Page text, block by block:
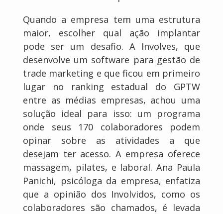
Quando a empresa tem uma estrutura
maior, escolher qual ação implantar
pode ser um desafio. A Involves, que
desenvolve um software para gestão de
trade marketing e que ficou em primeiro
lugar no ranking estadual do GPTW
entre as médias empresas, achou uma
solução ideal para isso: um programa
onde seus 170 colaboradores podem
opinar sobre as atividades a que
desejam ter acesso. A empresa oferece
massagem, pilates, e laboral. Ana Paula
Panichi, psicóloga da empresa, enfatiza
que a opinião dos Involvidos, como os
colaboradores são chamados, é levada